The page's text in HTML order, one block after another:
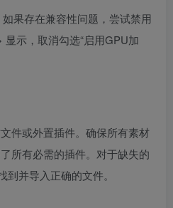
果存在兼容性问题，尝试禁用
示，取消勾选“启用GPU加
件或外置插件。确保所有素材
所有必需的插件。对于缺失的
到并导入正确的文件。